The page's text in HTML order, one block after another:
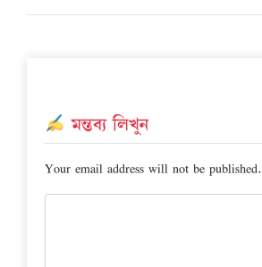
মন্তব্য লিখুন
Your email address will not be published.